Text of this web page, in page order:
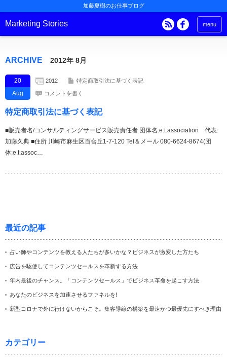
加藤夏樹のお仕事ブログ
Marketing Stories menu
ARCHIVE 2012年 8月
20
Aug
2012 特定商取引法に基づく表記
コメントを書く
特定商取引法に基づく表記
■販売者名/コンサルティングサービス販売責任者 団体名:e.t.association 代表:
加藤久典 ■住所 川崎市麻生区百合丘1-7-120 Tel＆メール 080-6624-8674(団
体:e.t.assoc…
最近の記事
占い師やコンテンツを教える人たちが多いかな？ビジネスが激変した方たち
広告を駆使してコンテンツセールスを革新する方法
年内最後のチャンス。「コンテンツセールス」でビジネス革命を起こす方法
あなたのビジネスを加速させるファネルを!
新型コロナで外に行けないからこそ。集客導線の構築を最速かつ最優先にすべき理由
カテゴリー